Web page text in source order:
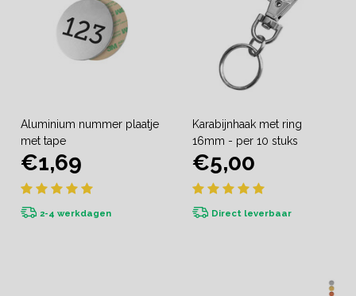
Aluminium nummer plaatje
met tape
€1,69
2-4 werkdagen
Karabijnhaak met ring
16mm - per 10 stuks
€5,00
Direct leverbaar